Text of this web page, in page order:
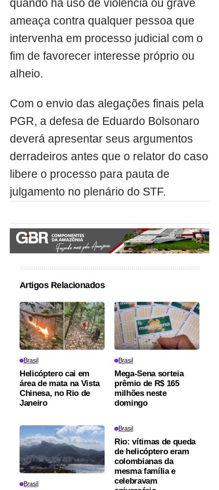
quando há uso de violência ou grave
ameaça contra qualquer pessoa que
intervenha em processo judicial com o
fim de favorecer interesse próprio ou
alheio.
Com o envio das alegações finais pela
PGR, a defesa de Eduardo Bolsonaro
deverá apresentar seus argumentos
derradeiros antes que o relator do caso
libere o processo para pauta de
julgamento no plenário do STF.
Artigos Relacionados
Brasil
Helicóptero cai em
área de mata na Vista
Chinesa, no Rio de
Janeiro
Brasil
Mega-Sena sorteia
prêmio de R$ 165
milhões neste
domingo
Brasil
Brasil
Rio: vítimas de queda
de helicóptero eram
colombianas da
mesma família e
celebravam